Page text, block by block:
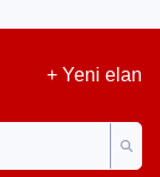
+ Yeni elan